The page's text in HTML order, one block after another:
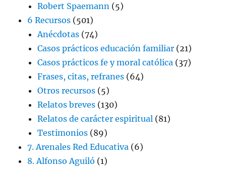
Robert Spaemann (5)
6 Recursos (501)
Anécdotas (74)
Casos prácticos educación familiar (21)
Casos prácticos fe y moral católica (37)
Frases, citas, refranes (64)
Otros recursos (5)
Relatos breves (130)
Relatos de carácter espiritual (81)
Testimonios (89)
7. Arenales Red Educativa (6)
8. Alfonso Aguiló (1)